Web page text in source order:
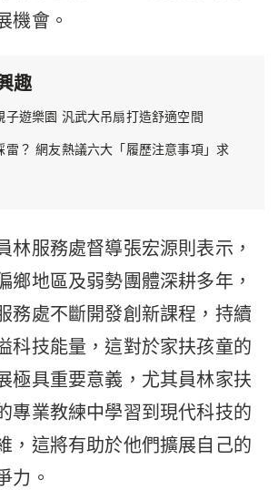
機會。
趣
子遊樂園 汎武大吊扇打造舒適空間
雷？ 網友熱議六大「履歷注意事項」求
林服務處督導張宏源則表示，
鄉地區及弱勢團體深耕多年，
務處不斷開發創新課程，持續
科技能量，這對於家扶孩童的
極具重要意義，尤其員林家扶
專業教練中學習到現代科技的
，這將有助於他們擴展自己的
力。